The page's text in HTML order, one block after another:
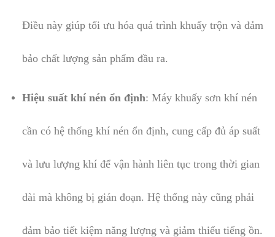
Điều này giúp tối ưu hóa quá trình khuấy trộn và đảm
bảo chất lượng sản phẩm đầu ra.
Hiệu suất khí nén ổn định: Máy khuấy sơn khí nén
cần có hệ thống khí nén ổn định, cung cấp đủ áp suất
và lưu lượng khí để vận hành liên tục trong thời gian
dài mà không bị gián đoạn. Hệ thống này cũng phải
đảm bảo tiết kiệm năng lượng và giảm thiểu tiếng ồn.